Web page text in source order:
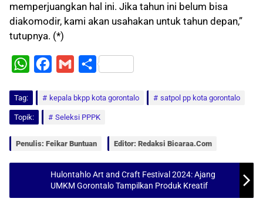
memperjuangkan hal ini. Jika tahun ini belum bisa
diakomodir, kami akan usahakan untuk tahun depan,”
tutupnya. (*)
W
t
c
e
o
k
a
i
S
a
r
Tag: kepala bkpp kota gorontalo satpol pp kota gorontalo
Topik: Seleksi PPPK
Penulis: Feikar Buntuan Editor: Redaksi Bicaraa.com
Hulontahlo Art and Craft Festival 2024: Ajang
UMKM Gorontalo Tampilkan Produk Kreatif